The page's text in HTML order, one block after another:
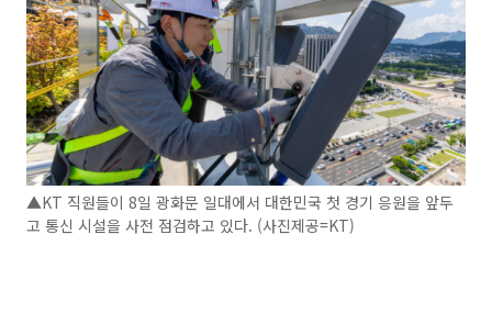
▲KT 직원들이 8일 광화문 일대에서 대한민국 첫 경기 응원을 앞두
고 통신 시설을 사전 점검하고 있다. (사진제공=KT)